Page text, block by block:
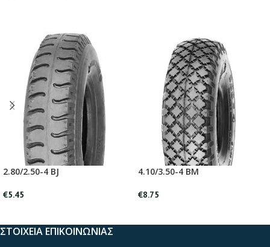
2.80/2.50-4 BJ
€5.45
4.10/3.50-4 BM
€8.75
ΣΤΟΙΧΕΙΑ ΕΠΙΚΟΙΝΩΝΙΑΣ